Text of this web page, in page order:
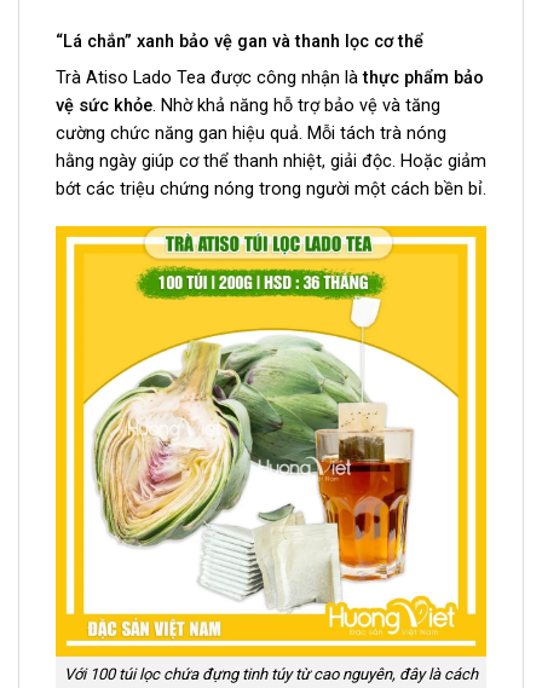
“Lá chắn” xanh bảo vệ gan và thanh lọc cơ thể
Trà Atiso Lado Tea được công nhận làthực phẩm bảo
vệ sức khỏe. Nhờ khả năng hỗ trợ bảo vệ và tăng
cường chức năng gan hiệu quả. Mỗi tách trà nóng
hằng ngày giúp cơ thể thanh nhiệt, giải độc. Hoặc giảm
bớt các triệu chứng nóng trong người một cách bền bỉ.
Với 100 túi lọc chứa đựng tinh túy từ cao nguyên, đây là cách